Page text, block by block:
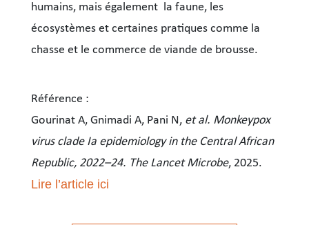
humains, mais également la faune, les
écosystèmes et certaines pratiques comme la
chasse et le commerce de viande de brousse.
Référence :
Gourinat A, Gnimadi A, Pani N, et al. Monkeypox
virus clade Ia epidemiology in the Central African
Republic, 2022–24. The Lancet Microbe, 2025.
Lire l’article ici